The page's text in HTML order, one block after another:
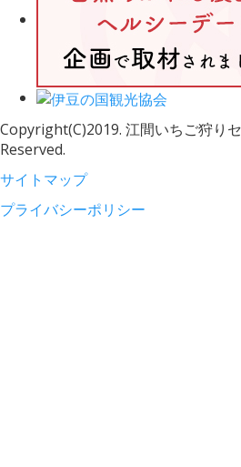
Copyright(C)2019. 江間いちご狩り
Reserved.
サイトマップ
プライバシーポリシー